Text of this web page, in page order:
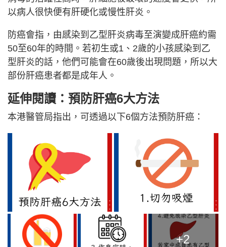
以病人很快便有肝硬化或慢性肝炎。
防癌會指，由感染到乙型肝炎病毒至演變成肝癌約需
50至60年的時間。若初生或1、2歲的小孩感染到乙
型肝炎的話，他們可能會在60歲後出現問題，所以大
部份肝癌患者都是成年人。
延伸閱讀：預防肝癌6大方法
本港醫管局指出，可透過以下6個方法預防肝癌：
+2